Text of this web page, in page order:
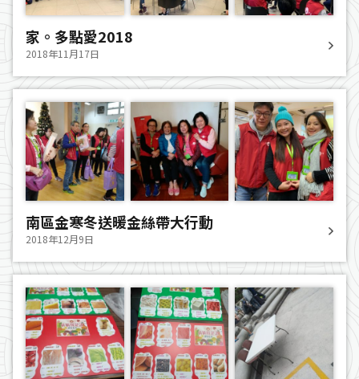
家。多點愛2018
2018年11月17日
南區金寒冬送暖金絲帶大行動
2018年12月9日